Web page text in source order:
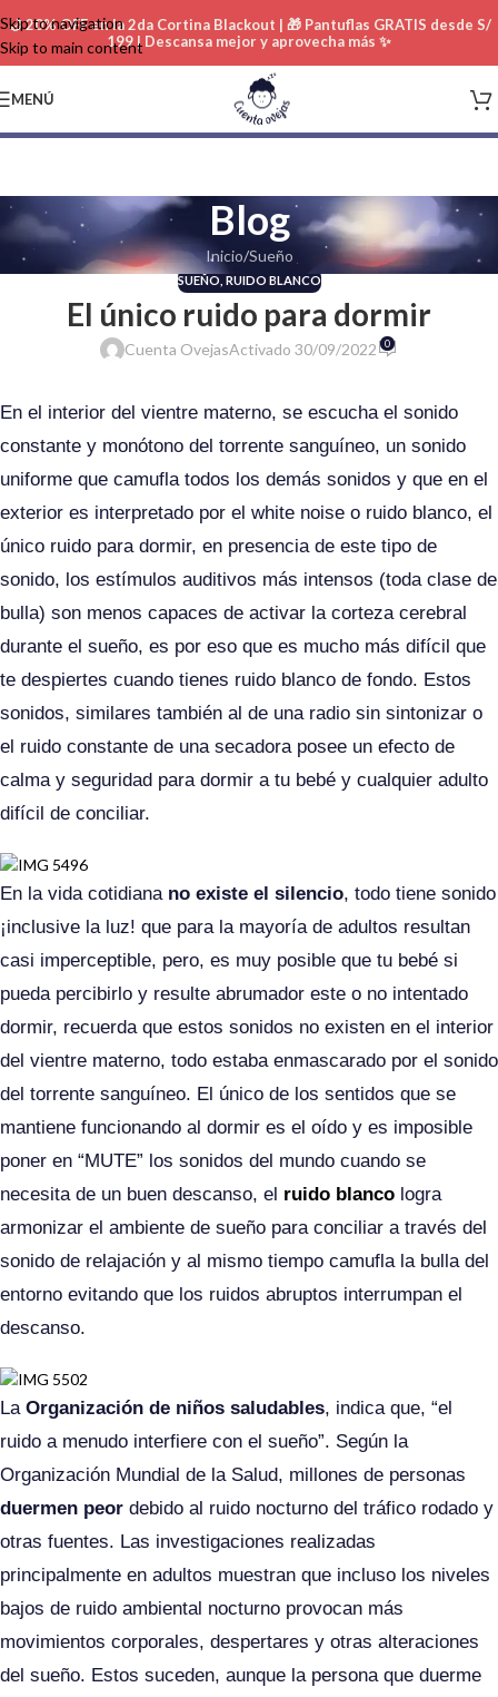
Skip to navigation
Skip to main content
🌙 20% OFF en la 2da Cortina Blackout | 🎁 Pantuflas GRATIS desde S/
199 | Descansa mejor y aprovecha más ✨
MENÚ
Blog
Inicio Sueño
SUEÑO RUIDO BLANCO
El único ruido para dormir
Cuenta OvejasActivado 30/09/2022 0
En el interior del vientre materno, se escucha el sonido
constante y monótono del torrente sanguíneo, un sonido
uniforme que camufla todos los demás sonidos y que en el
exterior es interpretado por el white noise o ruido blanco, el
único ruido para dormir, en presencia de este tipo de
sonido, los estímulos auditivos más intensos (toda clase de
bulla) son menos capaces de activar la corteza cerebral
durante el sueño, es por eso que es mucho más difícil que
te despiertes cuando tienes ruido blanco de fondo. Estos
sonidos, similares también al de una radio sin sintonizar o
el ruido constante de una secadora posee un efecto de
calma y seguridad para dormir a tu bebé y cualquier adulto
difícil de conciliar.
En la vida cotidiana no existe el silencio, todo tiene sonido
¡inclusive la luz! que para la mayoría de adultos resultan
casi imperceptible, pero, es muy posible que tu bebé si
pueda percibirlo y resulte abrumador este o no intentado
dormir, recuerda que estos sonidos no existen en el interior
del vientre materno, todo estaba enmascarado por el sonido
del torrente sanguíneo. El único de los sentidos que se
mantiene funcionando al dormir es el oído y es imposible
poner en “MUTE” los sonidos del mundo cuando se
necesita de un buen descanso, el ruido blanco logra
armonizar el ambiente de sueño para conciliar a través del
sonido de relajación y al mismo tiempo camufla la bulla del
entorno evitando que los ruidos abruptos interrumpan el
descanso.
La Organización de niños saludables, indica que, “el
ruido a menudo interfiere con el sueño”. Según la
Organización Mundial de la Salud, millones de personas
duermen peor debido al ruido nocturno del tráfico rodado y
otras fuentes. Las investigaciones realizadas
principalmente en adultos muestran que incluso los niveles
bajos de ruido ambiental nocturno provocan más
movimientos corporales, despertares y otras alteraciones
del sueño. Estos suceden, aunque la persona que duerme